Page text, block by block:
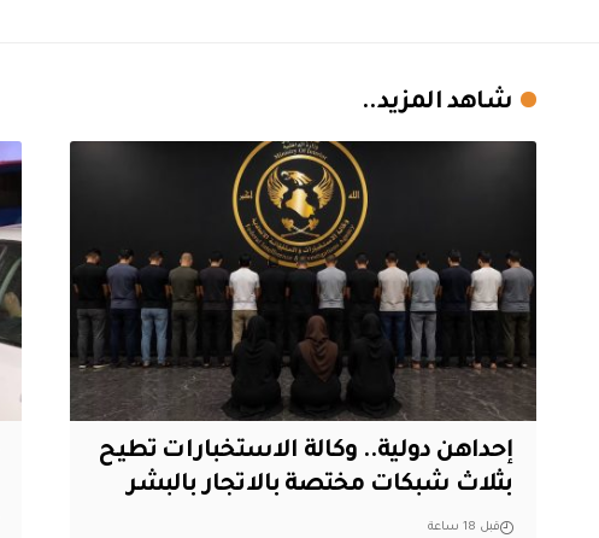
شاهد المزيد..
إحداهن دولية.. وكالة الاستخبارات تطيح
بثلاث شبكات مختصة بالاتجار بالبشر
قبل 18 ساعة